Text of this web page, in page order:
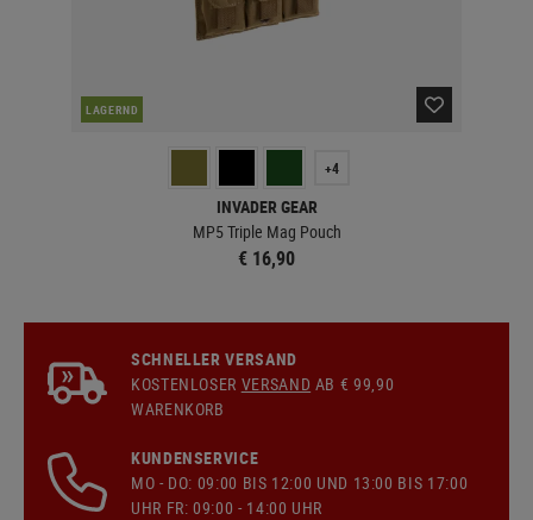
LAGERND
+4
INVADER GEAR
MP5 Triple Mag Pouch
€ 16,90
SCHNELLER VERSAND
KOSTENLOSER VERSAND AB € 99,90
WARENKORB
KUNDENSERVICE
MO - DO: 09:00 BIS 12:00 UND 13:00 BIS 17:00
UHR FR: 09:00 - 14:00 UHR